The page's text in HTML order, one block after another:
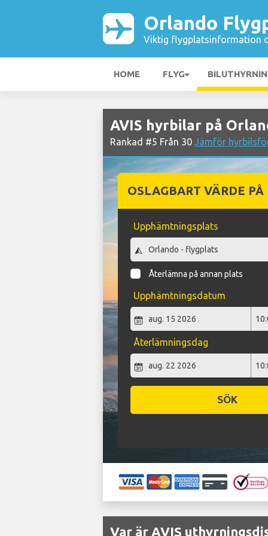
Orlando
Viktig flygplatsinformation
HOME FLYG
AVIS hyrbilar på
Rankad #5 Från 30 Jämför
OSLAGBART VÄRDE
Upphämtningsplats
Återlämna på annan plats
Upphämtningsdatum
Återlämningsdag
SÖK
Var är AVIS